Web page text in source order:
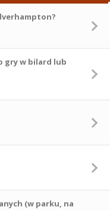
gry w bilard lub
(w parku, na